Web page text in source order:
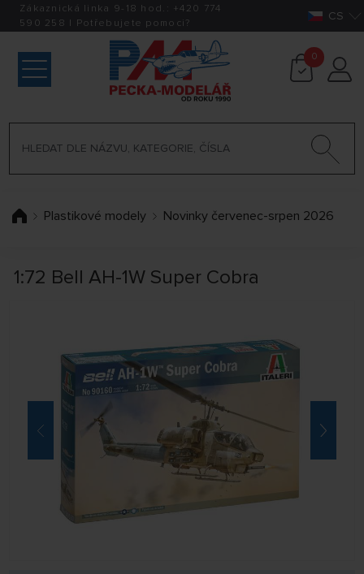
Zákaznická linka 9-18 hod.: +420 774
590 258 | Potřebujete pomoci? CS
0
Plastikové modely Novinky červenec-srpen 2026
1:72 Bell AH-1W Super Cobra